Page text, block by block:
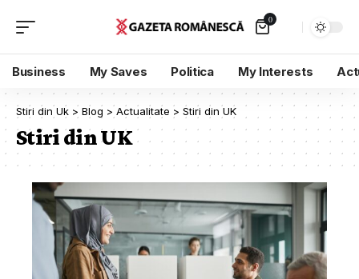
0
Business My Saves Politica My Interests
Stiri din Uk > Blog > Actualitate > Stiri din UK
Stiri din UK